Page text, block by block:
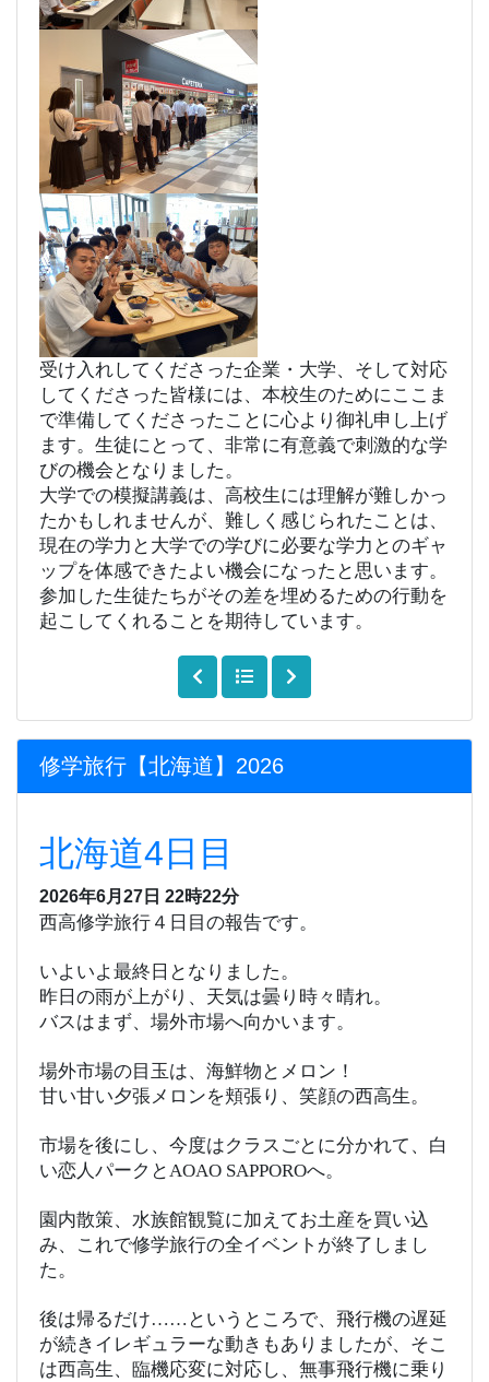
受け入れしてくださった企業・大学、そして対応
してくださった皆様には、本校生のためにここま
で準備してくださったことに心より御礼申し上げ
ます。 生徒にとって、非常に有意義で刺激的な学
びの機会となりました。
大学での模擬講義は、高校生には理解が難しかっ
たかもしれませんが、難しく感じられたことは、
現在の学力と大学での学びに必要な学力とのギャ
ップを体感できたよい機会になったと思います。
参加した生徒たちがその差を埋めるための行動を
起こしてくれることを期待しています。
修学旅行【北海道】2026
北海道4日目
2026年6月27日 22時22分
西高修学旅行４日目の報告です。
いよいよ最終日となりました。
昨日の雨が上がり、天気は曇り時々晴れ。
バスはまず、場外市場へ向かいます。
場外市場の目玉は、海鮮物とメロン！
甘い甘い夕張メロンを頬張り、笑顔の西高生。
市場を後にし、今度はクラスごとに分かれて、白
い恋人パークとAOAO SAPPOROへ。
園内散策、水族館観覧に加えてお土産を買い込
み、これで修学旅行の全イベントが終了しまし
た。
後は帰るだけ……というところで、飛行機の遅延
が続きイレギュラーな動きもありましたが、そこ
は西高生、臨機応変に対応し、無事飛行機に乗り